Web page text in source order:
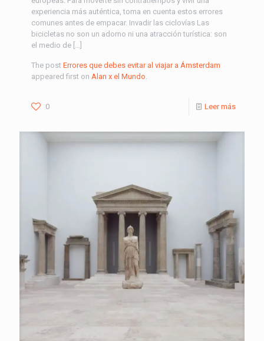
experiencia más auténtica, toma en cuenta estos errores
comunes antes de empacar. Invadir las ciclovías Las
bicicletas no son un adorno ni una atracción turística: son
el medio de […]
The post Errores que debes evitar al viajar a Ámsterdam
appeared first on Alan x el Mundo.
0 Leer más